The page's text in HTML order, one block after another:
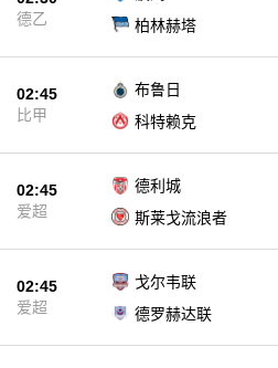
德乙
柏林赫塔
02:45
比甲
布鲁日
科特赖克
02:45
爱超
德利城
斯莱戈流浪者
02:45
爱超
戈尔韦联
德罗赫达联